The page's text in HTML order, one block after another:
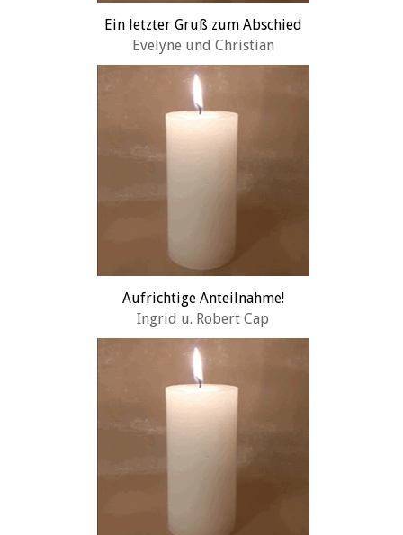
Ein letzter Gruß zum Abschied
Evelyne und Christian
Aufrichtige Anteilnahme!
Ingrid u. Robert Cap